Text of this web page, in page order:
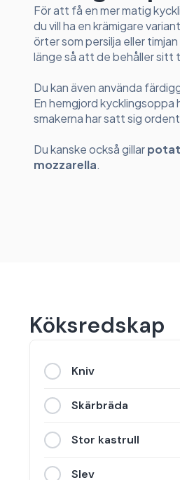
För att få en mer matig
du vill ha en krämigare
örter som persilja eller
länge så att de behåller sitt
Du kan även använda
En hemgjord kycklingsoppa
smakerna har satt sig
Du kanske också gillar
mozzarella.
Köksredskap
Kniv
Skärbräda
Stor kastrull
Slev